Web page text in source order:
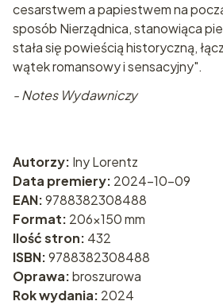
cesarstwem a papiestwem na
sposób Nierządnica, stanowiąca
stała się powieścią historyczną,
wątek romansowy i sensacyjny".
- Notes Wydawniczy
Autorzy: Iny Lorentz
Data premiery: 2024-10-09
EAN:9788382308488
Format: 206x150 mm
Ilość stron: 432
ISBN:9788382308488
Oprawa:broszurowa
Rok wydania: 2024